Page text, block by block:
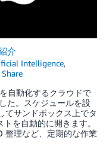
介
Intelligence,
Share
自動化するクラウドで
た。スケジュールを設
てサンドボックス上でタ
を自動的に開きます。
整理など、定期的な作業